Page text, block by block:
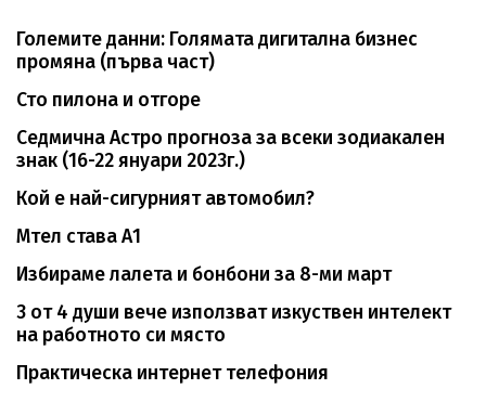
Големите данни: Голямата дигитална бизнес
промяна (първа част)
Сто пилона и отгоре
Седмична Астро прогноза за всеки зодиакален
знак (16-22 януари 2023г.)
Кой е най-сигурният автомобил?
Мтел става А1
Избираме лалета и бонбони за 8-ми март
3 от 4 души вече използват изкуствен интелект
на работното си място
Практическа интернет телефония